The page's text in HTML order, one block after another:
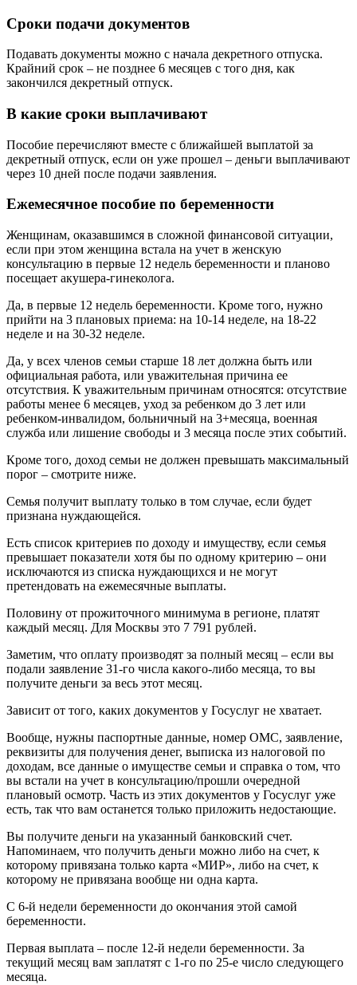
Сроки подачи документов
Подавать документы можно с начала декретного отпуска.
Крайний срок – не позднее 6 месяцев с того дня, как
закончился декретный отпуск.
В какие сроки выплачивают
Пособие перечисляют вместе с ближайшей выплатой за
декретный отпуск, если он уже прошел – деньги выплачивают
через 10 дней после подачи заявления.
Ежемесячное пособие по беременности
Женщинам, оказавшимся в сложной финансовой ситуации,
если при этом женщина встала на учет в женскую
консультацию в первые 12 недель беременности и планово
посещает акушера-гинеколога.
Да, в первые 12 недель беременности. Кроме того, нужно
прийти на 3 плановых приема: на 10-14 неделе, на 18-22
неделе и на 30-32 неделе.
Да, у всех членов семьи старше 18 лет должна быть или
официальная работа, или уважительная причина ее
отсутствия. К уважительным причинам относятся: отсутствие
работы менее 6 месяцев, уход за ребенком до 3 лет или
ребенком-инвалидом, больничный на 3+месяца, военная
служба или лишение свободы и 3 месяца после этих событий.
Кроме того, доход семьи не должен превышать максимальный
порог – смотрите ниже.
Семья получит выплату только в том случае, если будет
признана нуждающейся.
Есть список критериев по доходу и имуществу, если семья
превышает показатели хотя бы по одному критерию – они
исключаются из списка нуждающихся и не могут
претендовать на ежемесячные выплаты.
Половину от прожиточного минимума в регионе, платят
каждый месяц. Для Москвы это 7 791 рублей.
Заметим, что оплату производят за полный месяц – если вы
подали заявление 31-го числа какого-либо месяца, то вы
получите деньги за весь этот месяц.
Зависит от того, каких документов у Госуслуг не хватает.
Вообще, нужны паспортные данные, номер ОМС, заявление,
реквизиты для получения денег, выписка из налоговой по
доходам, все данные о имуществе семьи и справка о том, что
вы встали на учет в консультацию/прошли очередной
плановый осмотр. Часть из этих документов у Госуслуг уже
есть, так что вам останется только приложить недостающие.
Вы получите деньги на указанный банковский счет.
Напоминаем, что получить деньги можно либо на счет, к
которому привязана только карта «МИР», либо на счет, к
которому не привязана вообще ни одна карта.
С 6-й недели беременности до окончания этой самой
беременности.
Первая выплата – после 12-й недели беременности. За
текущий месяц вам заплатят с 1-го по 25-е число следующего
месяца.